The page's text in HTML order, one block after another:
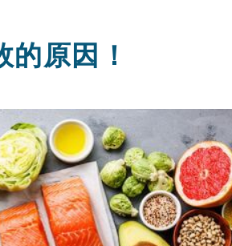
原因！